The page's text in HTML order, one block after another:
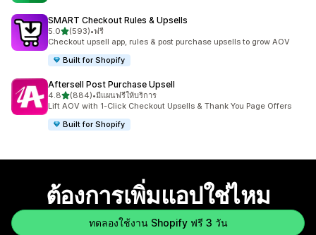
SMART Checkout Rules & Upsells
5.0เต็ม 5 ดาว
(593)
ทั้งหมด 593 รีวิว
•ฟรี
Checkout upsell app, rules & post purchase upsells to grow AOV
Built for Shopify
Aftersell Post Purchase Upsell
4.8เต็ม 5 ดาว
(884)
ทั้งหมด 884 รีวิว
•มีแผนฟรีให้บริการ
Lift AOV with 1-Click Checkout Upsells & Thank You Page Offers
Built for Shopify
ต้องการเพิ่มแอปใช่ไหม
ทดลองใช้งาน Shopify ฟรี 3 วัน